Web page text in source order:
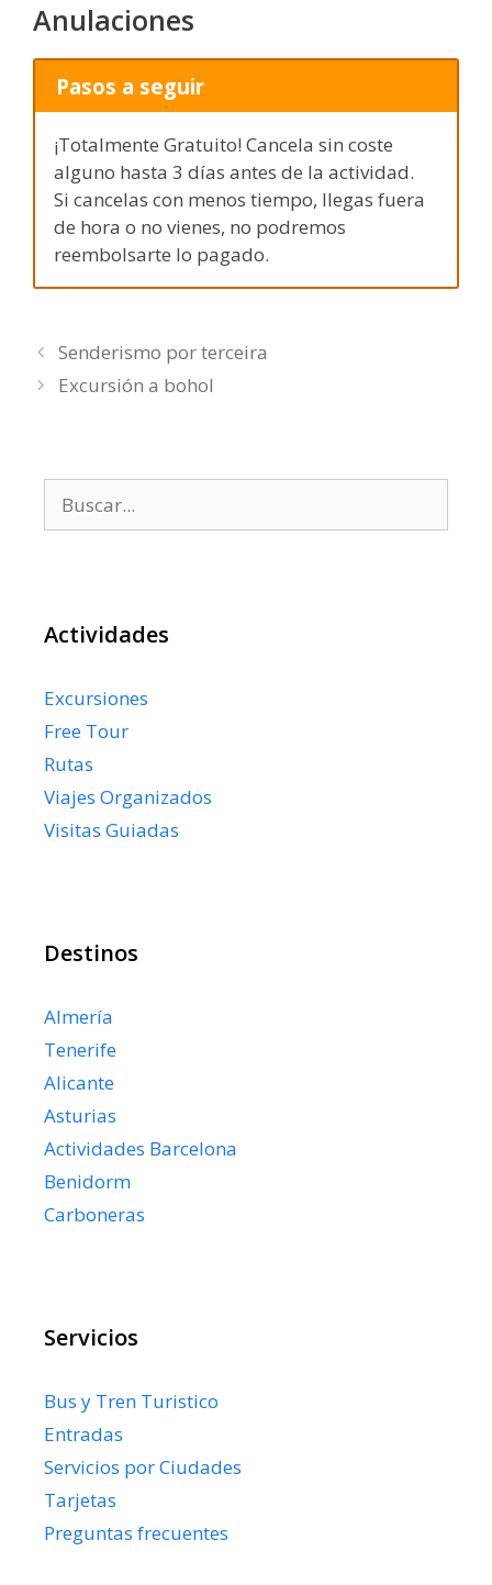
Anulaciones
Pasos a seguir
¡Totalmente Gratuito! Cancela sin coste
alguno hasta 3 días antes de la actividad.
Si cancelas con menos tiempo, llegas fuera
de hora o no vienes, no podremos
reembolsarte lo pagado.
Senderismo por terceira
Excursión a bohol
Actividades
Excursiones
Free Tour
Rutas
Viajes Organizados
Visitas Guiadas
Destinos
Almería
Tenerife
Alicante
Asturias
Actividades Barcelona
Benidorm
Carboneras
Servicios
Bus y Tren Turistico
Entradas
Servicios por Ciudades
Tarjetas
Preguntas frecuentes